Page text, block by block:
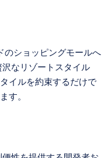
ショッピングモールへ
なリゾートスタイル
イルを約束するだけで
す。